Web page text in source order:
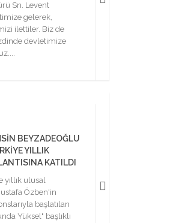
Sn. Levent
gelerek,
ilettiler. Biz de
devletimize
BEYZADEOĞLU
YILLIK
KATILDI
yıllık ulusal
Özben'in
başlatılan
Yüksel" başlıklı